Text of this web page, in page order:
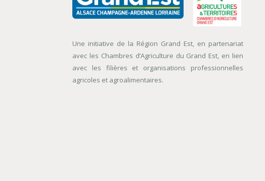
Une initiative de la Région Grand Est, en partenariat
avec les Chambres d’Agriculture du Grand Est, en lien
avec les filières et organisations professionnelles
agricoles et agroalimentaires.